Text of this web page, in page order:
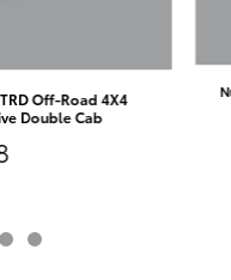
Off-Road 4X4
Double Cab